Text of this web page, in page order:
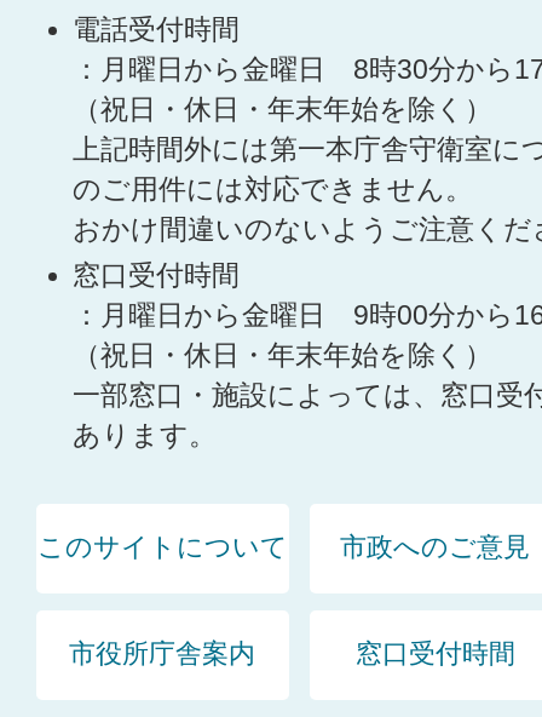
電話受付時間
：月曜日から金曜日 8時30分から
（祝日・休日・年末年始を除く）
上記時間外には第一本庁舎守衛室
のご用件には対応できません。
おかけ間違いのないようご注意くだ
窓口受付時間
：月曜日から金曜日 9時00分から
（祝日・休日・年末年始を除く）
一部窓口・施設によっては、窓口受
あります。
このサイトについて 市政へのご意見
市役所庁舎案内 窓口受付時間